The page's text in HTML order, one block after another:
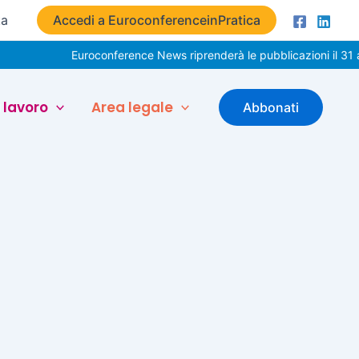
Accedi a EuroconferenceinPratica
Euroconference News riprenderà le pubblicazioni il 31
lavoro Area legale Abbonati